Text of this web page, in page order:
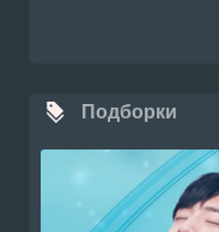
Подборки